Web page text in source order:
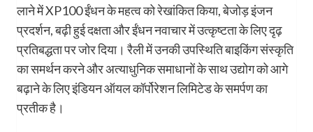
लाने में XP100 ईंधन के महत्व को रेखांकित किया, बेजोड़ इंजन
प्रदर्शन, बढ़ी हुई दक्षता और ईंधन नवाचार में उत्कृष्टता के लिए दृढ़
प्रतिबद्धता पर जोर दिया। रैली में उनकी उपस्थिति बाइकिंग संस्कृति
का समर्थन करने और अत्याधुनिक समाधानों के साथ उद्योग को आगे
बढ़ाने के लिए इंडियन ऑयल कॉर्पोरेशन लिमिटेड के समर्पण का
प्रतीक है।